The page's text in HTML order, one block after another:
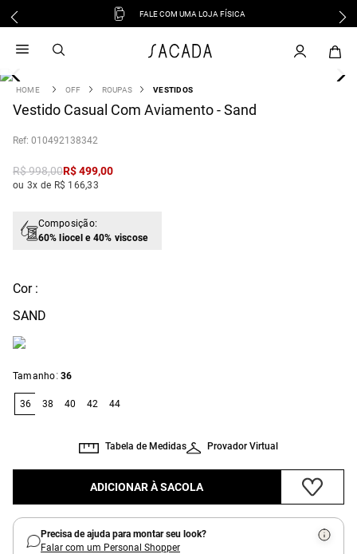
FALE COM UMA LOJA FÍSICA
OFF ROUPAS VESTIDOS
Vestido Casual Com Aviamento - Sand
: 010492138342
R$998,00R$499,00
ou 3x de R$ 166,33
Composição:
60% liocel e 40% viscose
Cor :
SAND
Tamanho: 36
36 38 40 42 44
Provador Virtual
Tabela de Medidas
ADICIONAR À SACOLA
Precisa de ajuda para montar seu look?
Falar com um Personal Shopper
vestido
3 º blusa
º tricot
º macacão
jeans
vestido curto